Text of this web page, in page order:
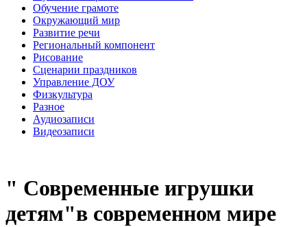
Обучение грамоте
Окружающий мир
Развитие речи
Региональный компонент
Рисование
Сценарии праздников
Управление ДОУ
Физкультура
Разное
Аудиозаписи
Видеозаписи
" Современные игрушки
детям"в современном мире